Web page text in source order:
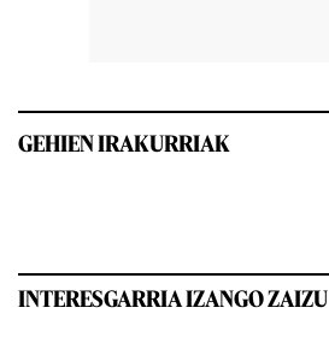
GEHIEN IRAKURRIAK
INTERESGARRIA IZANGO ZAIZU